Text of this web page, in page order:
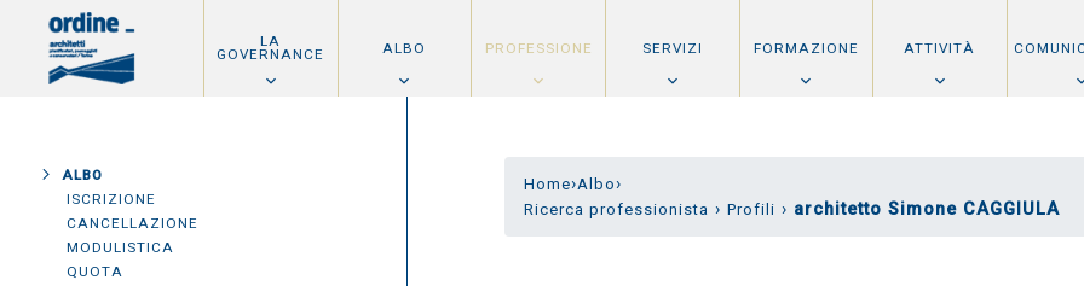
LA
GOVERNANCE ALBO PROFESSIONE SERVIZI FORMAZIONE ATTIVITÀ
ALBO
ISCRIZIONE
CANCELLAZIONE
MODULISTICA
QUOTA
Home›Albo›
Ricerca professionista › Profili › architetto Simone CAGGIULA